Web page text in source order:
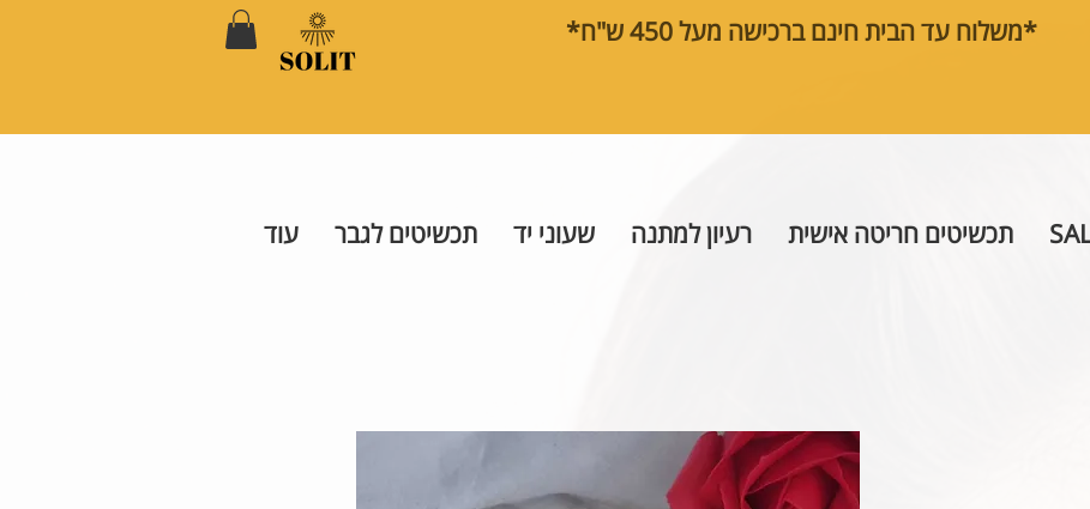
*משלוח עד הבית חינם ברכישה מעל 450 ש"ח*
תכשיטים חריטה אישית רעיון למתנה שעוני יד תכשיטים לגבר עוד